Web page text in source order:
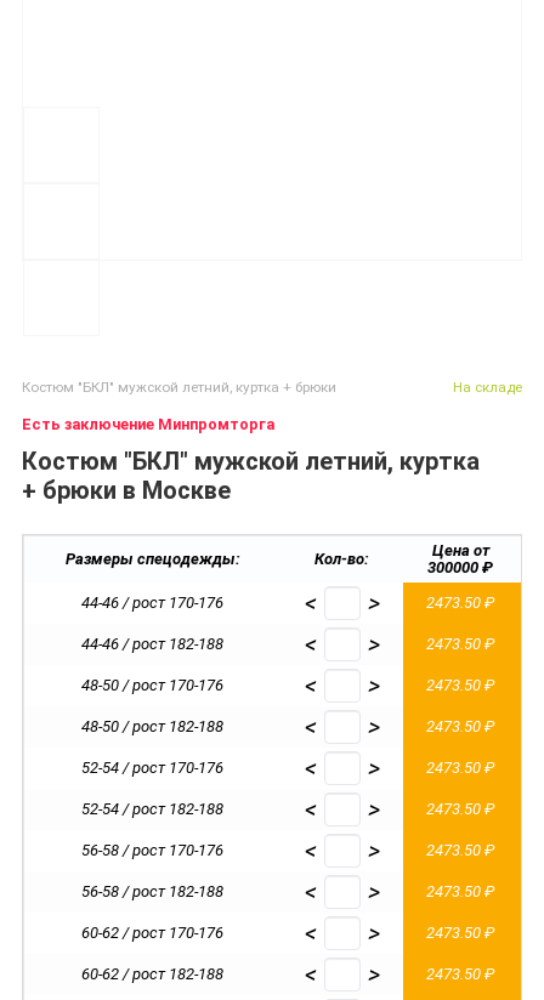
Костюм "БКЛ" мужской летний, куртка + брюки
Есть заключение Минпромторга
Костюм "БКЛ" мужской летний, куртка
+ брюки в Москве
На складе
Размеры спецодежды: Кол-во:
Цена от
300000 ₽
44-46 / рост 170-176
< > 2473.50 ₽
44-46 / рост 182-188 < > 2473.50 ₽
48-50 / рост 170-176 < > 2473.50 ₽
48-50 / рост 182-188 < > 2473.50 ₽
52-54 / рост 170-176 < > 2473.50 ₽
52-54 / рост 182-188 < > 2473.50 ₽
56-58 / рост 170-176 < > 2473.50 ₽
56-58 / рост 182-188 < > 2473.50 ₽
60-62 / рост 170-176 < > 2473.50 ₽
60-62 / рост 182-188 < > 2473.50 ₽